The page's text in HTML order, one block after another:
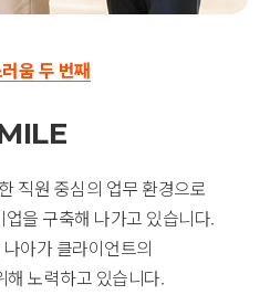
움 두 번째
직원 중심의 업무 환경으로
을 구축해 나가고 있습니다.
아가 클라이언트의
해 노력하고 있습니다.